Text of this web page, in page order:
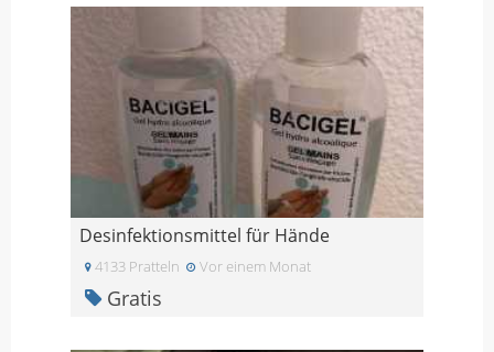
Desinfektionsmittel für Hände
4133 Pratteln Vor einem Monat
Gratis